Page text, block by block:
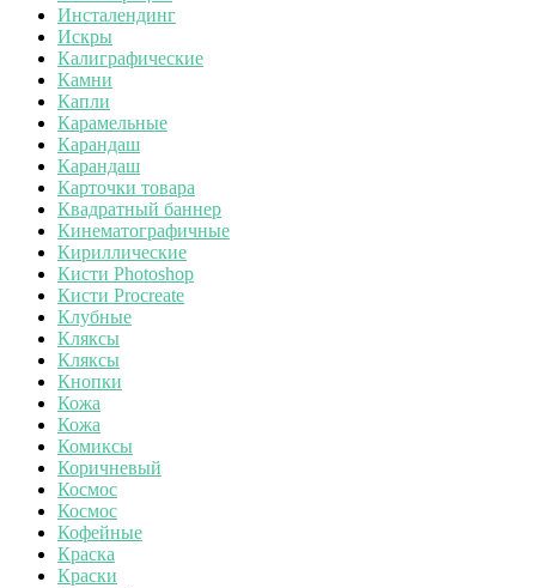
Инсталендинг
Искры
Калиграфические
Камни
Капли
Карамельные
Карандаш
Карандаш
Карточки товара
Квадратный баннер
Кинематографичные
Кириллические
Кисти Photoshop
Кисти Procreate
Клубные
Кляксы
Кляксы
Кнопки
Кожа
Кожа
Комиксы
Коричневый
Космос
Космос
Кофейные
Краска
Краски